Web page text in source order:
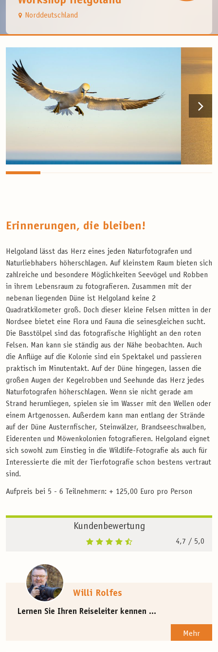
Norddeutschland
Erinnerungen, die bleiben!
Helgoland lässt das Herz eines jeden Naturfotografen und
Naturliebhabers höherschlagen. Auf kleinstem Raum bieten sich
zahlreiche und besondere Möglichkeiten Seevögel und Robben
in ihrem Lebensraum zu fotografieren. Zusammen mit der
nebenan liegenden Düne ist Helgoland keine 2
Quadratkilometer groß. Doch dieser kleine Felsen mitten in der
Nordsee bietet eine Flora und Fauna die seinesgleichen sucht.
Die Basstölpel sind das fotografische Highlight an den roten
Felsen. Man kann sie ständig aus der Nähe beobachten. Auch
die Anflüge auf die Kolonie sind ein Spektakel und passieren
praktisch im Minutentakt. Auf der Düne hingegen, lassen die
großen Augen der Kegelrobben und Seehunde das Herz jedes
Naturfotografen höherschlagen. Wenn sie nicht gerade am
Strand herumliegen, spielen sie im Wasser mit den Wellen oder
einem Artgenossen. Außerdem kann man entlang der Strände
auf der Düne Austernfischer, Steinwälzer, Brandseeschwalben,
Eiderenten und Möwenkolonien fotografieren. Helgoland eignet
sich sowohl zum Einstieg in die Wildlife-Fotografie als auch für
Interessierte die mit der Tierfotografie schon bestens vertraut
sind.
Aufpreis bei 5 - 6 Teilnehmern: + 125,00 Euro pro Person
Kundenbewertung
4,7 / 5,0
Willi Rolfes
Lernen Sie Ihren Reiseleiter kennen ...
Mehr